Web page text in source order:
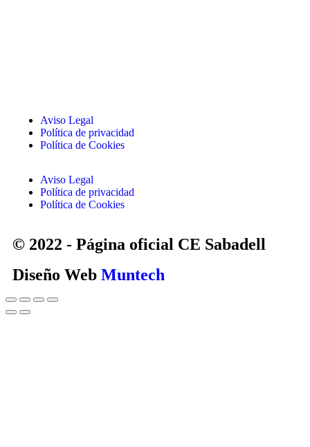
Aviso Legal
Política de privacidad
Política de Cookies
Aviso Legal
Política de privacidad
Política de Cookies
© 2022 - Página oficial CE Sabadell
Diseño Web Muntech